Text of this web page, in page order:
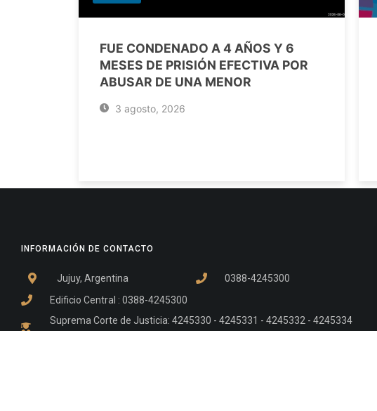
FUE CONDENADO A 4 AÑOS Y 6
MESES DE PRISIÓN EFECTIVA POR
ABUSAR DE UNA MENOR
3 agosto, 2026
INFORMACIÓN DE CONTACTO
Jujuy, Argentina
0388-4245300
Edificio Central : 0388-4245300
Suprema Corte de Justicia: 4245330 - 4245331 - 4245332 - 4245334